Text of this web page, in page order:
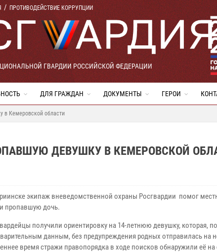
ПРОТИВОДЕЙСТВИЕ КОРРУПЦИИ
ГВАРДИИ РОССИЙСКОЙ ФЕДЕРАЦИИ
ДЛЯ ГРАЖДАН ДОКУМЕНТЫ ГЕРОИ
в Кемеровской области
ДЕВУШКУ В КЕМЕРОВСКОЙ
экипаж вневедомственной охраны Росгвардии помог
пропавшую дочь.
получили ориентировку на 14-летнюю девушку, которая, по
данным, без предупреждения родных отправилась на
время стражи правопорядка в ходе поисков обнаружили её